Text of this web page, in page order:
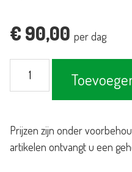
€ 90,00 per dag
Berkel
vlees/kaas
Prijzen zijn onder
artikelen ontvangt u een